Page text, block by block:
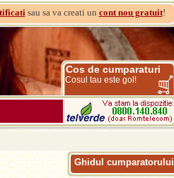
sau sa va creati un cont nou gratuit!
Cos de cumparaturi
Cosul tau este gol!
Ghidul cumparatorului